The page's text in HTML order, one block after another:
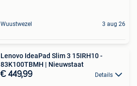
Wuustwezel 3 aug 26
Lenovo IdeaPad Slim 3 15IRH10 -
83K100TBMH | Nieuwstaat
€ 449,99 Details